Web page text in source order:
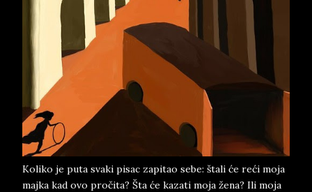
Koliko je puta svaki pisac zapitao sebe: štali će reći moja
majka kad ovo pročita? Šta će kazati moja žena? Ili moja